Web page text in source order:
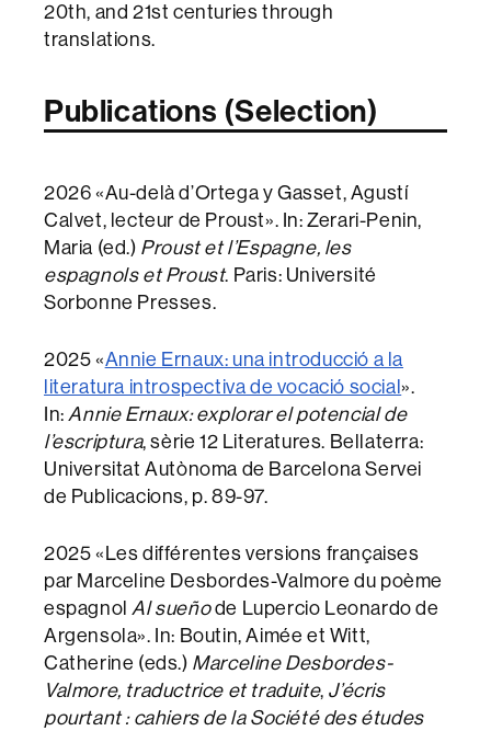
20th, and 21st centuries through
translations.
Publications (Selection)
2026 «Au-delà d’Ortega y Gasset, Agustí
Calvet, lecteur de Proust». In: Zerari-Penin,
Maria (ed.) Proust et l’Espagne, les
espagnols et Proust. Paris: Université
Sorbonne Presses.
2025 «Annie Ernaux: una introducció a la
literatura introspectiva de vocació social».
In:Annie Ernaux: explorar el potencial de
l’escriptura, sèrie 12 Literatures. Bellaterra:
Universitat Autònoma de Barcelona Servei
de Publicacions, p. 89-97.
2025 «Les différentes versions françaises
par Marceline Desbordes-Valmore du poème
espagnolAl sueñode Lupercio Leonardo de
Argensola». In: Boutin, Aimée et Witt,
Catherine (eds.) Marceline Desbordes-
Valmore, traductrice et traduite, J’écris
pourtant: cahiers de la Société des études